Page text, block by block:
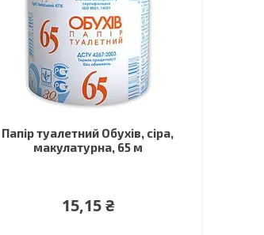
Папір туалетний Обухів, сіра,
макулатурна, 65 м
15,15 ₴